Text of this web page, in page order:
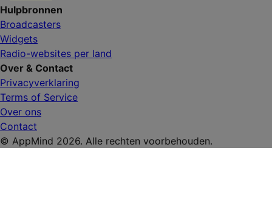
Hulpbronnen
Broadcasters
Widgets
Radio-websites per land
Over & Contact
Privacyverklaring
Terms of Service
Over ons
Contact
© AppMind 2026. Alle rechten voorbehouden.